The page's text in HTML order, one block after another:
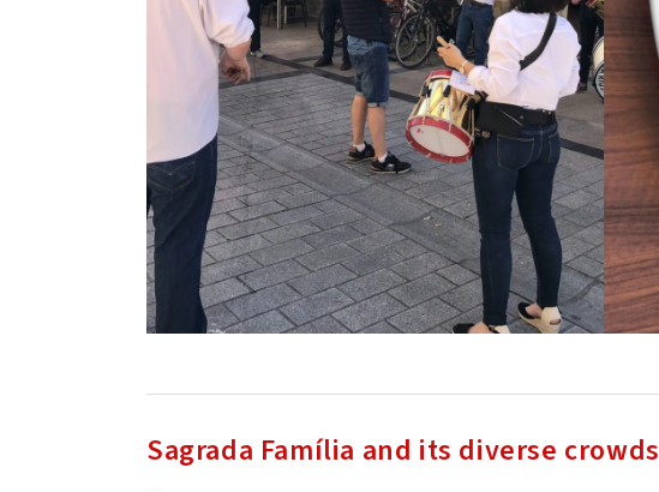
Sagrada Família and its diverse crowds